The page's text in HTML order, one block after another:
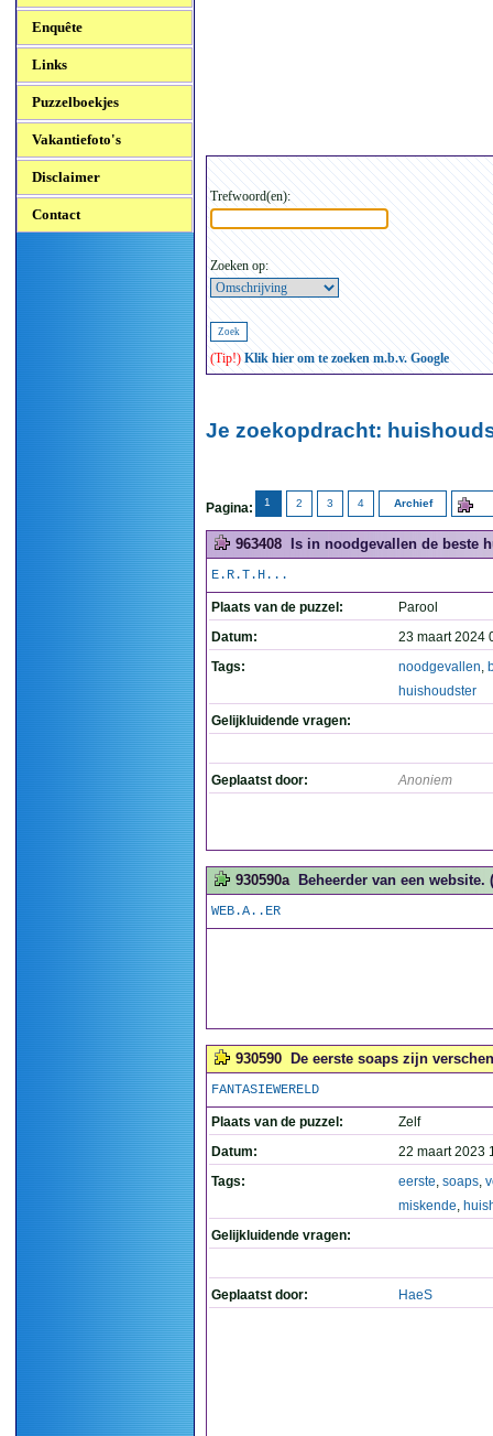
Enquête
Links
Puzzelboekjes
Vakantiefoto's
Disclaimer
Contact
Trefwoord(en):
Zoeken op:
(Tip!) Klik hier om te zoeken m.b.v. Google
Je zoekopdracht:
Pagina: 1 2 3 4 Archief
963408 Is in noodgevallen de beste
E.R.T.H...
Plaats van de puzzel:
Parool
Datum:
23 maart 2024
Tags:
noodgevallen,
huishoudster
Gelijkluidende vragen:
Geplaatst door: Anoniem
930590a Beheerder van een website.
WEB.A..ER
930590 De eerste soaps zijn
FANTASIEWERELD
Plaats van de puzzel:
Zelf
Datum:
22 maart 2023
Tags:
eerste, soaps,
miskende,
Gelijkluidende vragen:
Geplaatst door: HaeS